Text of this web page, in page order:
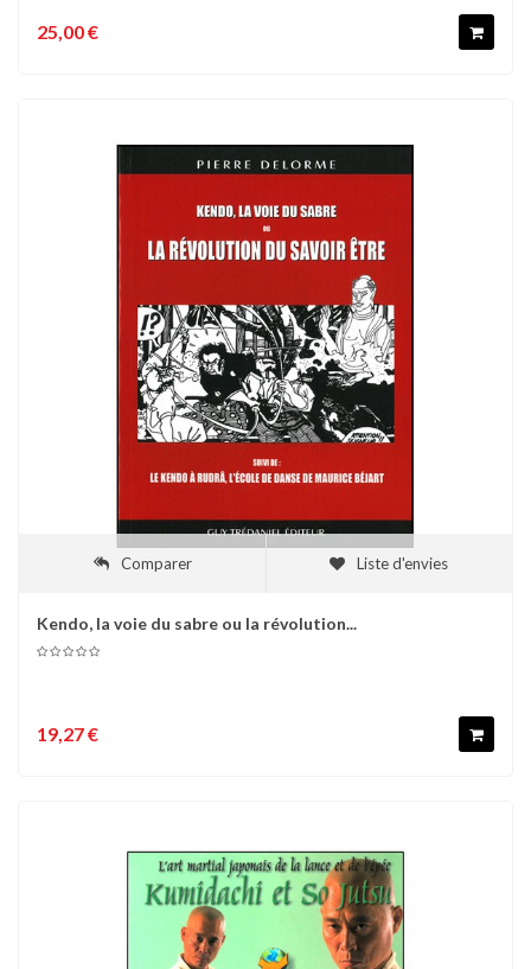
25,00 €
Comparer Liste d'envies
Kendo, la voie du sabre ou la révolution...
19,27 €